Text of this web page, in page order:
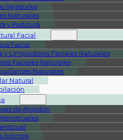
Vegetales
Naturales
y Pedicura
Facial
Facial
y Limpiadores Faciales Naturales
Faciales Naturales
Naturales
Natural
de Algodón
Íntimos